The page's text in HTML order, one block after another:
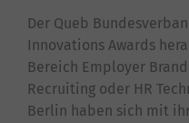
Der Queb
Innovations Awards
Bereich Employer
Recruiting oder HR
Berlin haben sich mit